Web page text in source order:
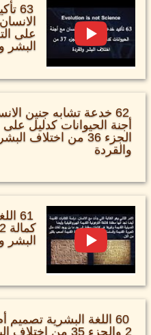
63
البشر
62 خدعة تشابه جنين
أجنة الحيوانات كدليل على
الجزء 36 من اختلاف البشر
والقردة
61
البشر
60 اللغة البشرية تصميم
2 والجزء 35 من اختلاف